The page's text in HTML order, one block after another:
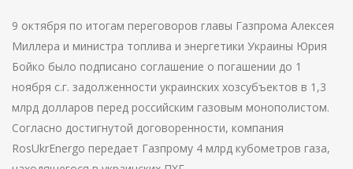
9 октября по итогам переговоров главы Газпрома Алексея
Миллера и министра топлива и энергетики Украины Юрия
Бойко было подписано соглашение о погашении до 1
ноября с.г. задолженности украинских хозсубъектов в 1,3
млрд долларов перед российским газовым монополистом.
Согласно достигнутой договоренности, компания
RosUkrEnergo передает Газпрому 4 млрд кубометров газа,